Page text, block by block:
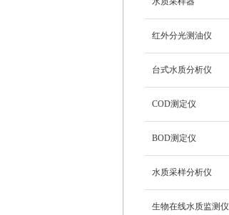
红外分光测油仪
台式水质分析仪
COD测定仪
BOD测定仪
水质采样分析仪
生物在线水质监测仪